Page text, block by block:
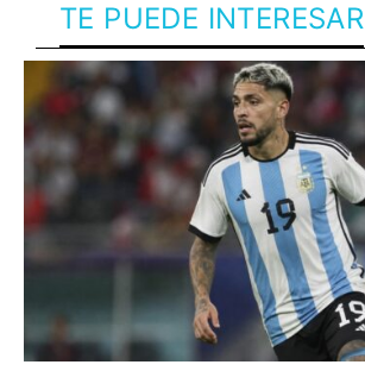
TE PUEDE INTERESAR